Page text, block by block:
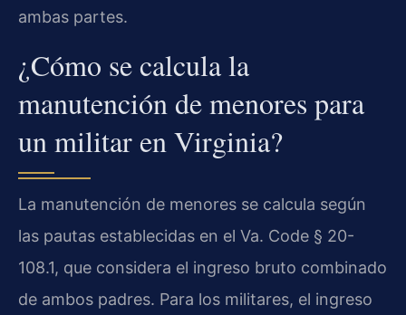
ambas partes.
¿Cómo se calcula la
manutención de menores para
un militar en Virginia?
La manutención de menores se calcula según
las pautas establecidas en el Va. Code § 20-
108.1, que considera el ingreso bruto combinado
de ambos padres. Para los militares, el ingreso